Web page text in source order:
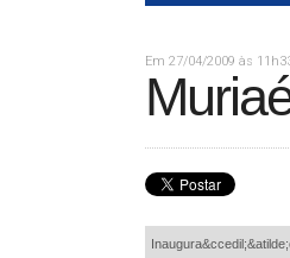
Em 27/04/2009 às